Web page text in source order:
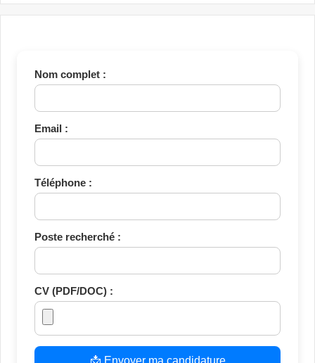
Nom complet :
Email :
Téléphone :
Poste recherché :
CV (PDF/DOC) :
📩 Envoyer ma candidature